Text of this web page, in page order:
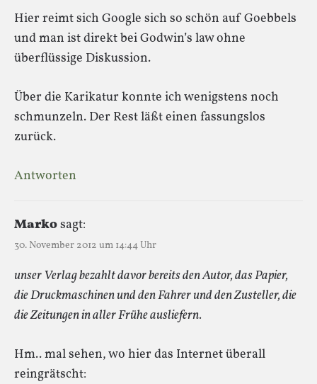
Hier reimt sich Google sich so schön auf Goebbels
und man ist direkt bei Godwin’s law ohne
überflüssige Diskussion.
Über die Karikatur konnte ich wenigstens noch
schmunzeln. Der Rest läßt einen fassungslos
zurück.
Antworten
Markosagt:
30. November 2012 um 14:44 Uhr
unser Verlag bezahlt davor bereits den Autor, das Papier,
die Druckmaschinen und den Fahrer und den Zusteller, die
die Zeitungen in aller Frühe ausliefern.
Hm.. mal sehen, wo hier das Internet überall
reingrätscht: